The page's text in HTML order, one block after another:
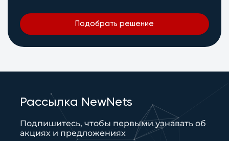
Подобрать решение
Рассылка NewNets
Подпишитесь, чтобы первыми узнавать об
акциях и предложениях